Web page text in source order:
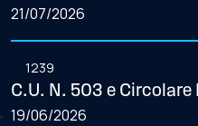
21/07/2026
1239
C.U. N. 503 e
19/06/2026